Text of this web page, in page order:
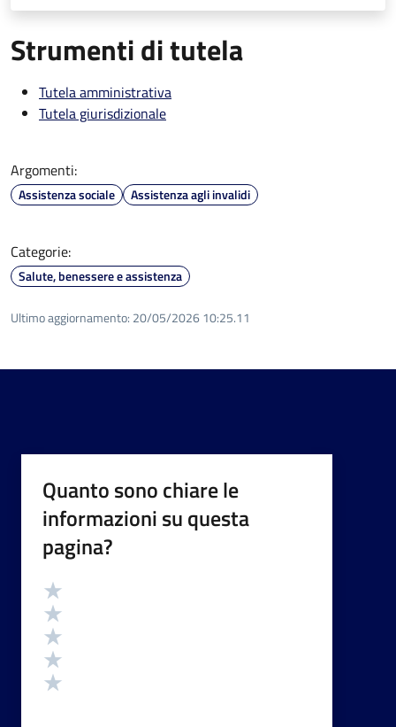
Strumenti di tutela
Tutela amministrativa
Tutela giurisdizionale
Argomenti:
Assistenza sociale Assistenza agli invalidi
Categorie:
Salute, benessere e assistenza
Ultimo aggiornamento: 20/05/2026 10:25.11
Quanto sono chiare le
informazioni su questa
pagina?
Valutazione